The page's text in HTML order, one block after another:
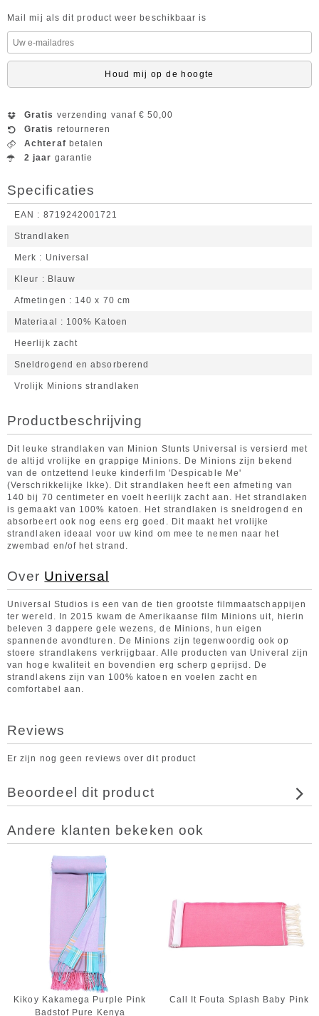
Mail mij als dit product weer beschikbaar is
Houd mij op de hoogte
Gratis verzending vanaf € 50,00
Gratis retourneren
Achteraf betalen
2 jaar garantie
Specificaties
EAN 8719242001721
Strandlaken
Merk Universal
Kleur Blauw
Afmetingen 140 x 70 cm
Materiaal 100% Katoen
Heerlijk zacht
Sneldrogend en absorberend
Vrolijk Minions strandlaken
Productbeschrijving
Dit leuke strandlaken van Minion Stunts Universal is versierd met
de altijd vrolijke en grappige Minions. De Minions zijn bekend
van de ontzettend leuke kinderfilm 'Despicable Me'
(Verschrikkelijke Ikke). Dit strandlaken heeft een afmeting van
140 bij 70 centimeter en voelt heerlijk zacht aan. Het strandlaken
is gemaakt van 100% katoen. Het strandlaken is sneldrogend en
absorbeert ook nog eens erg goed. Dit maakt het vrolijke
strandlaken ideaal voor uw kind om mee te nemen naar het
zwembad en/of het strand.
Over Universal
Universal Studios is een van de tien grootste filmmaatschappijen
ter wereld. In 2015 kwam de Amerikaanse film Minions uit, hierin
beleven 3 dappere gele wezens, de Minions, hun eigen
spannende avondturen. De Minions zijn tegenwoordig ook op
stoere strandlakens verkrijgbaar. Alle producten van Univeral zijn
van hoge kwaliteit en bovendien erg scherp geprijsd. De
strandlakens zijn van 100% katoen en voelen zacht en
comfortabel aan.
Reviews
Er zijn nog geen reviews over dit product
Beoordeel dit product
Andere klanten bekeken ook
Kikoy Kakamega Purple Pink
Badstof Pure Kenya
Call It Fouta Splash Baby Pink